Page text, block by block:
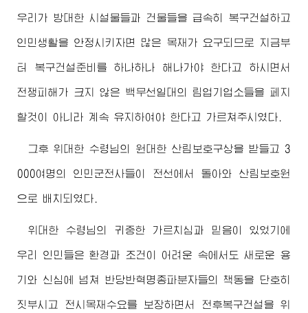
우리가 방대한 시설물들과 건물들을 급속히 복구건설하고
인민생활을 안정시키자면 많은 목재가 요구되므로 지금부
터 복구건설준비를 하나하나 해나가야 한다고 하시면서
전쟁피해가 크지 않은 백무선일대의 림업기업소들을 페지
할것이 아니라 계속 유지하여야 한다고 가르쳐주시였다.
그후위대한 수령님의 원대한 산림보호구상을 받들고 3
000여명의 인민군전사들이 전선에서 돌아와 산림보호원
으로 배치되였다.
위대한 수령님의 귀중한 가르치심과 믿음이 있었기에
우리 인민들은 환경과 조건이 어려운 속에서도 새로운 용
기와 신심에 넘쳐 반당반혁명종파분자들의 책동을 단호히
짓부시고 전시목재수요를 보장하면서 전후복구건설을 위